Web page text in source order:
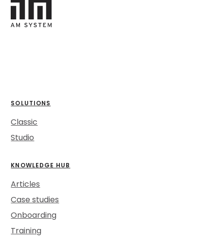
SOLUTIONS
Classic
Studio
KNOWLEDGE HUB
Articles
Case studies
Onboarding
Training